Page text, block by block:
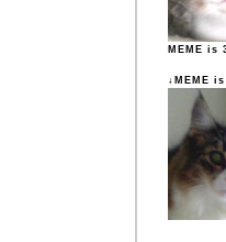
MEME is
↓MEME